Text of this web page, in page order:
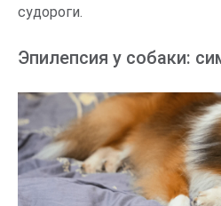
судороги.
Эпилепсия у собаки: